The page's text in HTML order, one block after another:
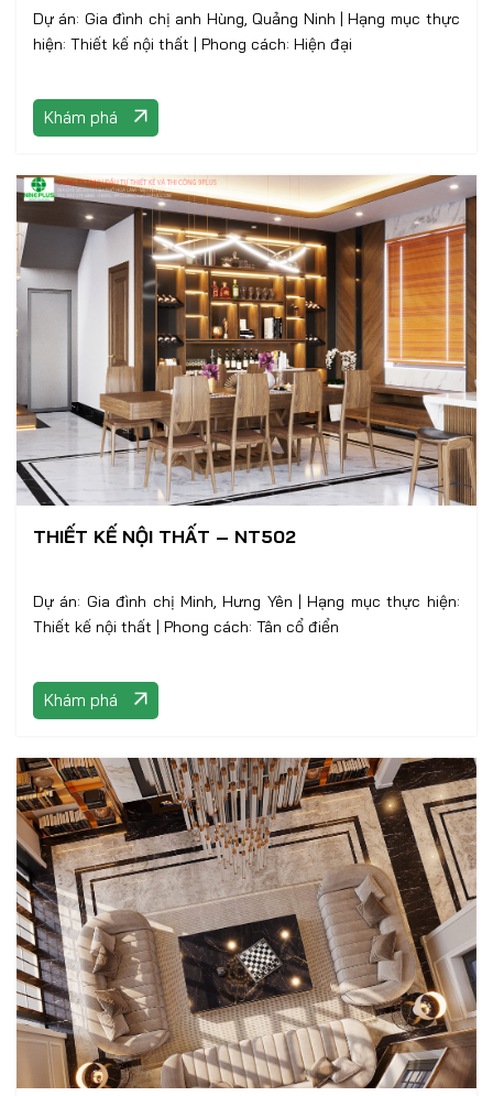
Dự án: Gia đình chị anh Hùng, Quảng Ninh | Hạng mục thực
hiện: Thiết kế nội thất | Phong cách: Hiện đại
Khám phá
THIẾT KẾ NỘI THẤT – NT502
Dự án: Gia đình chị Minh, Hưng Yên | Hạng mục thực hiện:
Thiết kế nội thất | Phong cách: Tân cổ điển
Khám phá